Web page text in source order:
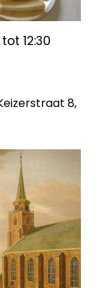
tot 12:30
8,